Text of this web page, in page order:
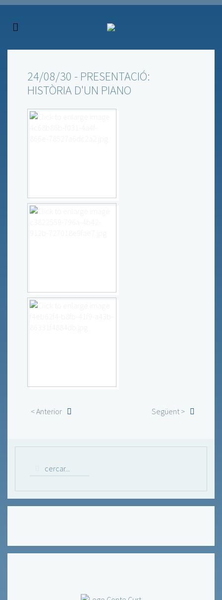
24/08/30 - PRESENTACIÓ:
HISTÒRIA D'UN PIANO
< Anterior Següent >